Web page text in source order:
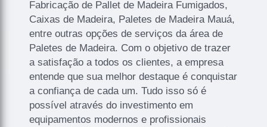
Fabricação de Pallet de Madeira Fumigados,
Caixas de Madeira, Paletes de Madeira Mauá,
entre outras opções de serviços da área de
Paletes de Madeira. Com o objetivo de trazer
a satisfação a todos os clientes, a empresa
entende que sua melhor destaque é conquistar
a confiança de cada um. Tudo isso só é
possível através do investimento em
equipamentos modernos e profissionais